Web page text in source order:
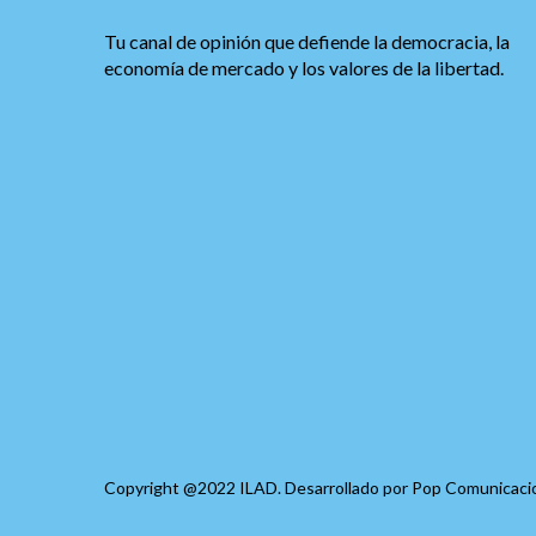
Tu canal de opinión que defiende la democracia, la
economía de mercado y los valores de la libertad.
Copyright @2022 ILAD. Desarrollado por Pop